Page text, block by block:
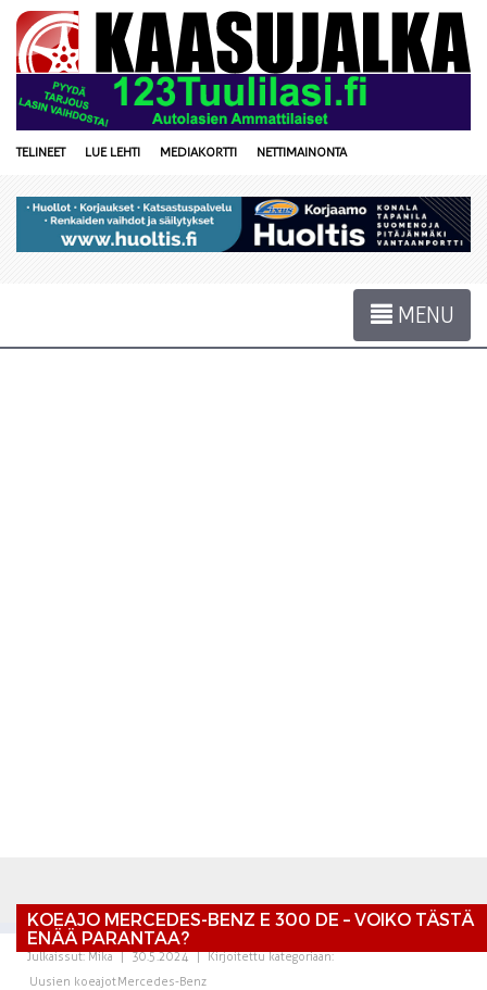
TELINEET LUE LEHTI MEDIAKORTTI NETTIMAINONTA
MENU
KOEAJO MERCEDES-BENZ E 300 DE – VOIKO TÄSTÄ
ENÄÄ PARANTAA?
Julkaissut:Mika | 30.5.2024 | Kirjoitettu kategoriaan:
Uusien koeajotMercedes-Benz